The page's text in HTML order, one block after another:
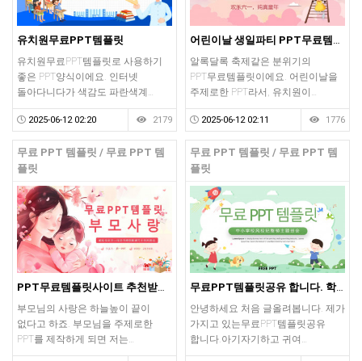
유치원무료PPT템플릿
유치원무료PPT템플릿로 사용하기
좋은 PPT양식이에요. 인터넷
돌아다니다가 색감도 파란색계…
2025-06-12 02:20 2179
어린이날 생일파티 PPT무료템플릿 받아가세요
알록달록 축제같은 분위기의
PPT무료템플릿이에요. 어린이날을
주제로한 PPT라서, 유치원이…
2025-06-12 02:11 1776
무료 PPT 템플릿 / 무료 PPT 템
플릿
PPT무료템플릿사이트 추천받은PPT양식 올려요
부모님의 사랑은 하늘높이 끝이
없다고 하죠. 부모님을 주제로한
PPT를 제작하게 되면 저는…
무료 PPT 템플릿 / 무료 PPT 템
플릿
무료PPT템플릿공유 합니다. 학교,학습,공부,숙제 주제로 좋아요
안녕하세요 처음 글올려봅니다. 제가
가지고 있는무료PPT템플릿공유
합니다.아기자기하고 귀여…